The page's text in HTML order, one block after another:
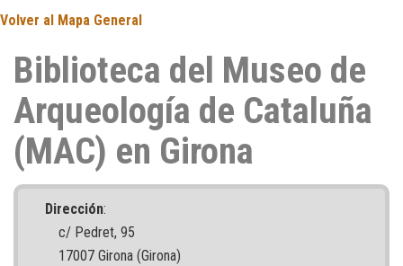
Volver al Mapa General
Biblioteca del Museo de
Arqueología de Cataluña
(MAC) en Girona
Dirección:
c/ Pedret, 95
17007 Girona (Girona)